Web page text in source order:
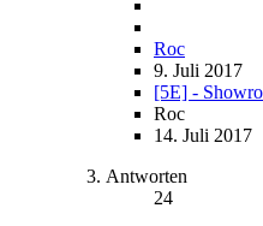
Roc
9. Juli 2017
[5E] -
Roc
14. Juli 2017
Antworten
24